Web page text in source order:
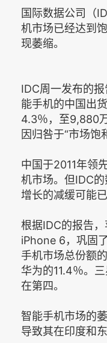
国际数据公司（
机市场已经达到
现萎缩。
IDC周一发布的
能手机的中国出
4.3％，至9,880
因归咎于“市场饱
中国于2011年领
机市场。但IDC
增长的减缓可能
根据IDC的报告
iPhone 6，巩固
手机市场总份额
华为的11.4％。
在第四。
智能手机市场的
导致其在印度和